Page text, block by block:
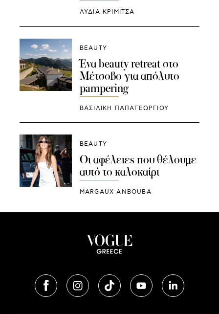
ΛΥΔΊΑ ΚΡΙΜΙΤΣΆ
BEAUTY
Ένα beauty retreat στο
Μέτσοβο για απόλυτο
pampering
ΒΑΣΙΛΙΚΗ ΠΑΠΑΓΕΩΡΓΙΟΥ
BEAUTY
Οι αφέλειες που θέλουμε
αυτό το καλοκαίρι
MARGAUX ANBOUBA